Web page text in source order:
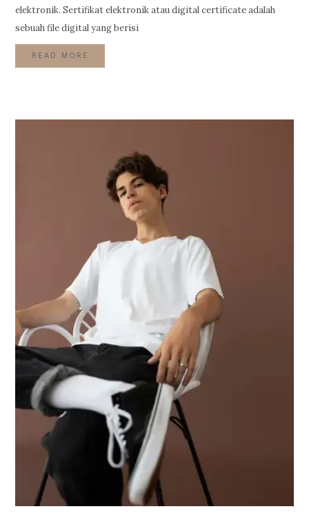
elektronik. Sertifikat elektronik atau digital certificate adalah
sebuah file digital yang berisi
READ MORE